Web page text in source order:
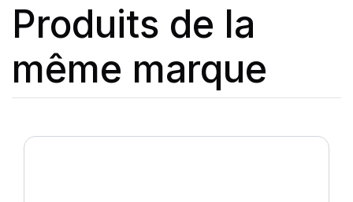
Produits de la
même marque